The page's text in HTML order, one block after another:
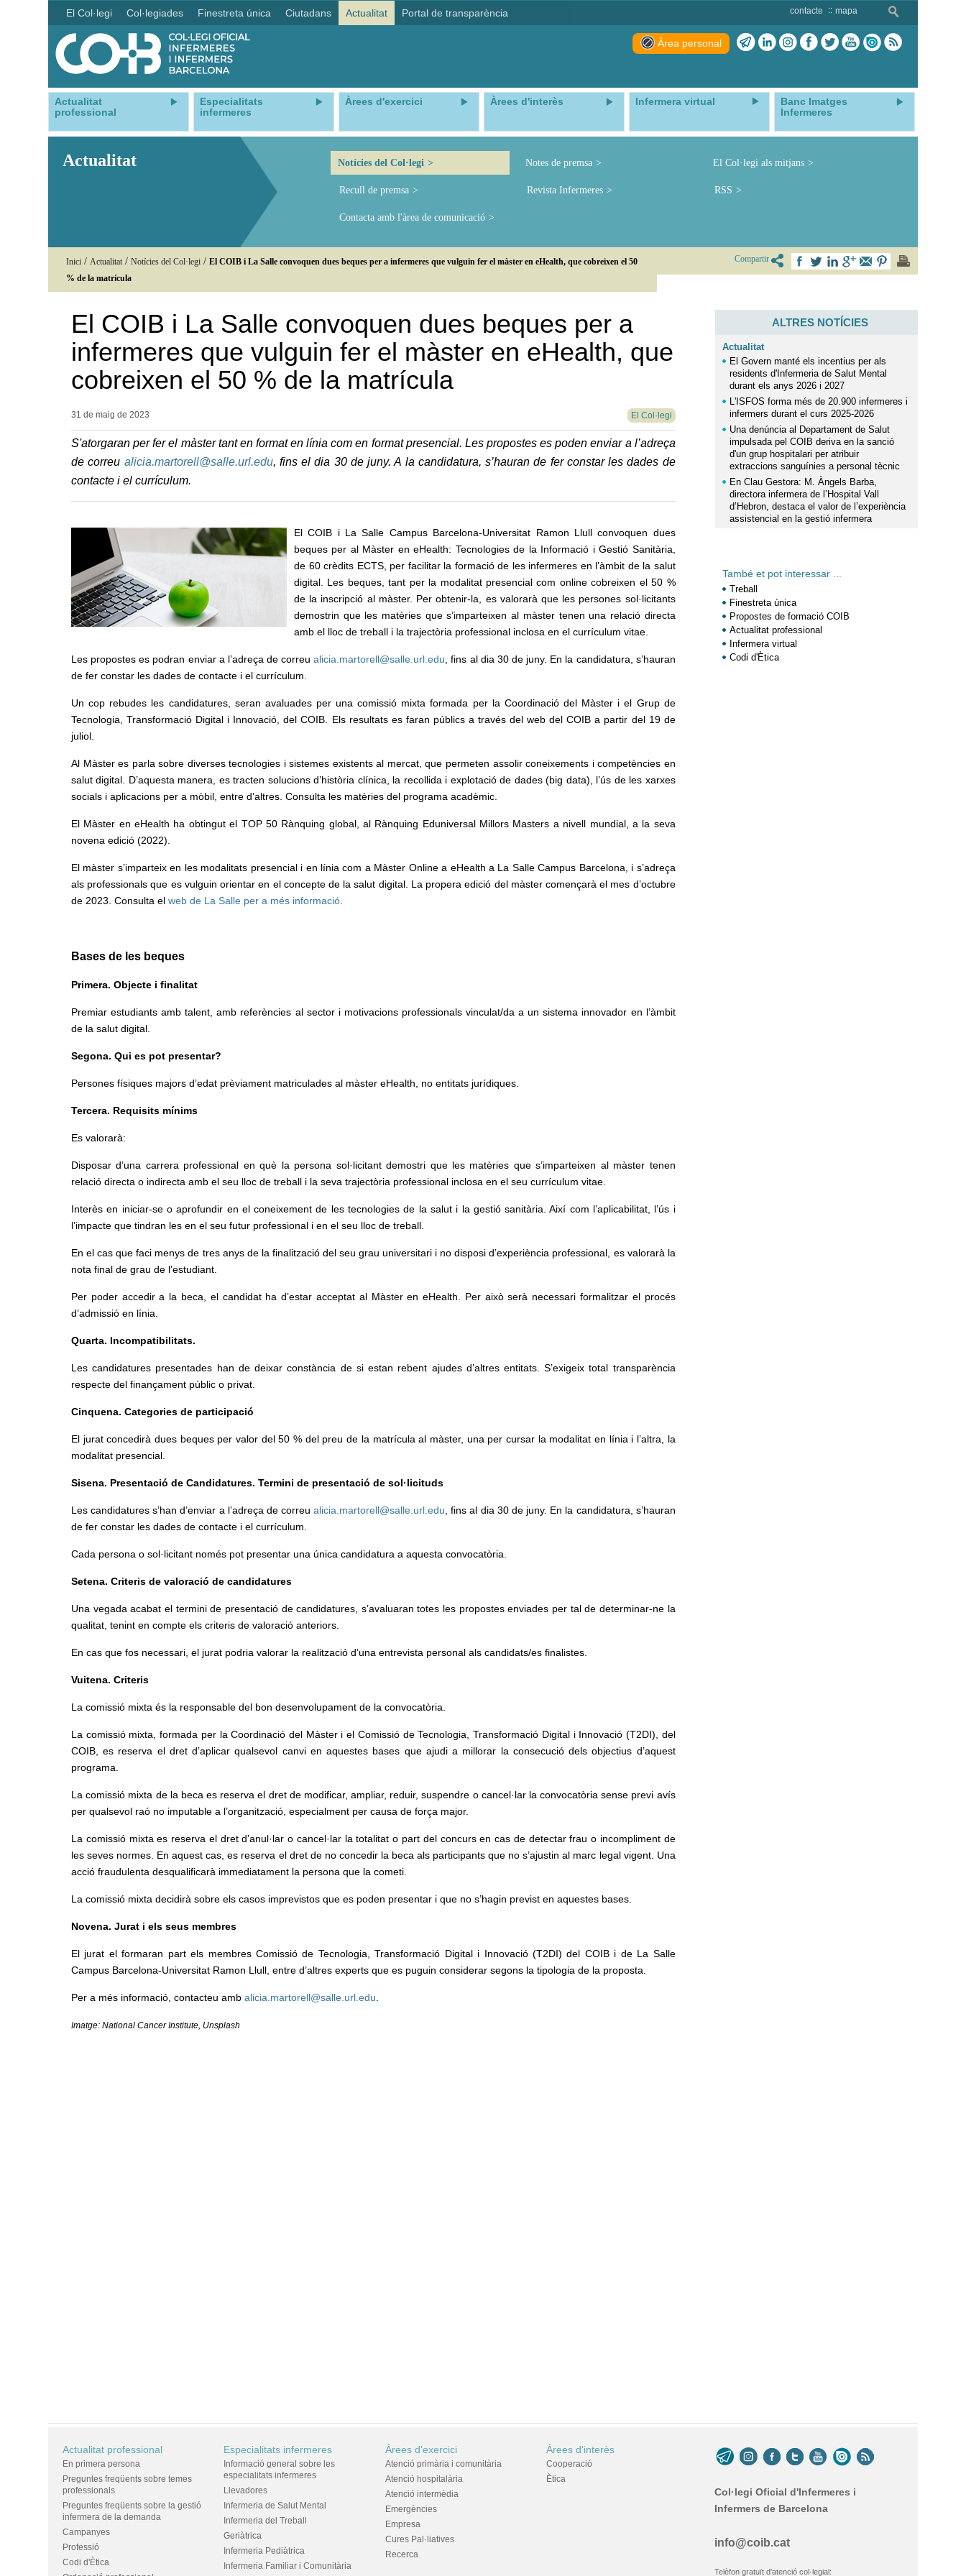
El Col·legi Col·legiades Finestreta única Ciutadans Actualitat Portal de transparència contacte mapa
Àrea personal
Actualitat
professional
Especialitats
infermeres
Àrees d'exercici Àrees d'interès Infermera virtual
Banc Imatges
Infermeres
Actualitat Notícies del Col·legi Notes de premsa El Col·legi als mitjans
Recull de premsa Revista Infermeres RSS
Contacta amb l'àrea de comunicació
Inici / Actualitat / Notícies del Col·legi / El COIB i La Salle convoquen dues beques per a infermeres que vulguin fer el màster en eHealth, que cobreixen el 50
% de la matrícula
Compartir
El COIB i La Salle convoquen dues beques per a
infermeres que vulguin fer el màster en eHealth, que
cobreixen el 50 % de la matrícula
31 de maig de 2023 El Col·legi
S'atorgaran per fer el màster tant en format en línia com en format presencial. Les propostes es poden enviar a l’adreça
de correu alicia.martorell@salle.url.edu, fins el dia 30 de juny. A la candidatura, s’hauran de fer constar les dades de
contacte i el currículum.
El COIB i La Salle Campus Barcelona-Universitat Ramon Llull convoquen dues
beques per al Màster en eHealth: Tecnologies de la Informació i Gestió Sanitària,
de 60 crèdits ECTS, per facilitar la formació de les infermeres en l’àmbit de la salut
digital. Les beques, tant per la modalitat presencial com online cobreixen el 50 %
de la inscripció al màster. Per obtenir-la, es valorarà que les persones sol·licitants
demostrin que les matèries que s’imparteixen al màster tenen una relació directa
amb el lloc de treball i la trajectòria professional inclosa en el currículum vitae.
Les propostes es podran enviar a l’adreça de correualicia.martorell@salle.url.edu , fins al dia 30 de juny. En la candidatura, s’hauran
de fer constar les dades de contacte i el currículum.
Un cop rebudes les candidatures, seran avaluades per una comissió mixta formada per la Coordinació del Màster i el Grup de
Tecnologia, Transformació Digital i Innovació, del COIB. Els resultats es faran públics a través del web del COIB a partir del 19 de
juliol.
Al Màster es parla sobre diverses tecnologies i sistemes existents al mercat, que permeten assolir coneixements i competències en
salut digital. D’aquesta manera, es tracten solucions d’història clínica, la recollida i explotació de dades (big data), l’ús de les xarxes
socials i aplicacions per a mòbil, entre d’altres. Consulta les matèries del programa acadèmic.
El Màster en eHealth ha obtingut el TOP 50 Rànquing global, al Rànquing Eduniversal Millors Masters a nivell mundial, a la seva
novena edició (2022).
El màster s’imparteix en les modalitats presencial i en línia com a Màster Online a eHealth a La Salle Campus Barcelona, i s’adreça
als professionals que es vulguin orientar en el concepte de la salut digital. La propera edició del màster començarà el mes d’octubre
de 2023. Consulta el web de La Salle per a més informació
Bases de les beques
Primera. Objecte i finalitat
Premiar estudiants amb talent, amb referències al sector i motivacions professionals vinculat/da a un sistema innovador en l’àmbit
de la salut digital.
Segona. Qui es pot presentar?
Persones físiques majors d’edat prèviament matriculades al màster eHealth, no entitats jurídiques.
Tercera. Requisits mínims
Es valorarà:
Disposar d’una carrera professional en què la persona sol·licitant demostri que les matèries que s’imparteixen al màster tenen
relació directa o indirecta amb el seu lloc de treball i la seva trajectòria professional inclosa en el seu currículum vitae.
Interès en iniciar-se o aprofundir en el coneixement de les tecnologies de la salut i la gestió sanitària. Així com l’aplicabilitat, l’ús i
l’impacte que tindran les en el seu futur professional i en el seu lloc de treball.
En el cas que faci menys de tres anys de la finalització del seu grau universitari i no disposi d’experiència professional, es valorarà la
nota final de grau de l’estudiant.
Per poder accedir a la beca, el candidat ha d’estar acceptat al Màster en eHealth. Per això serà necessari formalitzar el procés
d’admissió en línia.
Quarta. Incompatibilitats.
Les candidatures presentades han de deixar constància de si estan rebent ajudes d’altres entitats. S’exigeix total transparència
respecte del finançament públic o privat.
Cinquena. Categories de participació
El jurat concedirà dues beques per valor del 50 % del preu de la matrícula al màster, una per cursar la modalitat en línia i l’altra, la
modalitat presencial.
Sisena. Presentació de Candidatures. Termini de presentació de sol·licituds
Les candidatures s’han d’enviar a l’adreça de correualicia.martorell@salle.url.edu , fins al dia 30 de juny. En la candidatura, s’hauran
de fer constar les dades de contacte i el currículum.
Cada persona o sol·licitant només pot presentar una única candidatura a aquesta convocatòria.
Setena. Criteris de valoració de candidatures
Una vegada acabat el termini de presentació de candidatures, s’avaluaran totes les propostes enviades per tal de determinar-ne la
qualitat, tenint en compte els criteris de valoració anteriors.
En cas que fos necessari, el jurat podria valorar la realització d’una entrevista personal als candidats/es finalistes.
Vuitena. Criteris
La comissió mixta és la responsable del bon desenvolupament de la convocatòria.
La comissió mixta, formada per la Coordinació del Màster i el Comissió de Tecnologia, Transformació Digital i Innovació (T2DI), del
COIB, es reserva el dret d’aplicar qualsevol canvi en aquestes bases que ajudi a millorar la consecució dels objectius d’aquest
programa.
La comissió mixta de la beca es reserva el dret de modificar, ampliar, reduir, suspendre o cancel·lar la convocatòria sense previ avís
per qualsevol raó no imputable a l’organització, especialment per causa de força major.
La comissió mixta es reserva el dret d’anul·lar o cancel·lar la totalitat o part del concurs en cas de detectar frau o incompliment de
les seves normes. En aquest cas, es reserva el dret de no concedir la beca als participants que no s’ajustin al marc legal vigent. Una
acció fraudulenta desqualificarà immediatament la persona que la cometi.
La comissió mixta decidirà sobre els casos imprevistos que es poden presentar i que no s’hagin previst en aquestes bases.
Novena. Jurat i els seus membres
El jurat el formaran part els membres Comissió de Tecnologia, Transformació Digital i Innovació (T2DI) del COIB i de La Salle
Campus Barcelona-Universitat Ramon Llull, entre d’altres experts que es puguin considerar segons la tipologia de la proposta.
Per a més informació, contacteu amb alicia.martorell@salle.url.edu
Imatge: National Cancer Institute, Unsplash
ALTRES NOTÍCIES
Actualitat
El Govern manté els incentius per als
residents d'Infermeria de Salut Mental
durant els anys 2026 i 2027
L'ISFOS forma més de 20.900 infermeres i
infermers durant el curs 2025-2026
Una denúncia al Departament de Salut
impulsada pel COIB deriva en la sanció
d'un grup hospitalari per atribuir
extraccions sanguínies a personal tècnic
En Clau Gestora: M. Àngels Barba,
directora infermera de l’Hospital Vall
d’Hebron, destaca el valor de l’experiència
assistencial en la gestió infermera
També et pot interessar ...
Treball
Finestreta única
Propostes de formació COIB
Actualitat professional
Infermera virtual
Codi d'Ètica
Actualitat professional
En primera persona
Preguntes freqüents sobre temes
professionals
Preguntes freqüents sobre la gestió
infermera de la demanda
Campanyes
Professió
Codi d'Ètica
Especialitats infermeres
Informació general sobre les
especialitats infermeres
Llevadores
Infermeria de Salut Mental
Infermeria del Treball
Geriàtrica
Infermeria Pediàtrica
Infermeria Familiar i Comunitària
Àrees d'exercici
Atenció primària i comunitària
Atenció hospitalària
Atenció intermèdia
Emergències
Empresa
Cures Pal·liatives
Recerca
Àrees d'interès
Cooperació
Ètica
Col·legi Oficial d'Infermeres i
Infermers de Barcelona
info@coib.cat
Telèfon gratuït d'atenció col·legial: